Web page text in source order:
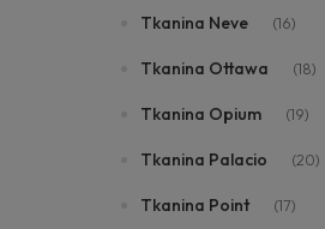
Tkanina Neve (16)
Tkanina Ottawa (18)
Tkanina Opium (19)
Tkanina Palacio (20)
Tkanina Point (17)